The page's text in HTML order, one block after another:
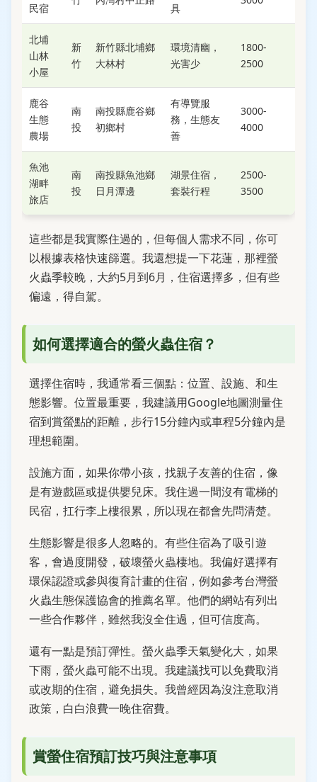
民宿 具
北埔
山林
小屋
新
竹
新竹縣北埔鄉
大林村
環境清幽，
光害少
1800-
2500
鹿谷
生態
農場
南
投
南投縣鹿谷鄉
初鄉村
有導覽服
務，生態友
善
3000-
4000
魚池
湖畔
旅店
南
投
南投縣魚池鄉
日月潭邊
湖景住宿，
套裝行程
2500-
3500
這些都是我實際住過的，但每個人需求不同，你可
以根據表格快速篩選。我還想提一下花蓮，那裡螢
火蟲季較晚，大約5月到6月，住宿選擇多，但有些
偏遠，得自駕。
如何選擇適合的螢火蟲住宿？
選擇住宿時，我通常看三個點：位置、設施、和生
態影響。位置最重要，我建議用Google地圖測量住
宿到賞螢點的距離，步行15分鐘內或車程5分鐘內是
理想範圍。
設施方面，如果你帶小孩，找親子友善的住宿，像
是有遊戲區或提供嬰兒床。我住過一間沒有電梯的
民宿，扛行李上樓很累，所以現在都會先問清楚。
生態影響是很多人忽略的。有些住宿為了吸引遊
客，會過度開發，破壞螢火蟲棲地。我偏好選擇有
環保認證或參與復育計畫的住宿，例如參考台灣螢
火蟲生態保護協會的推薦名單。他們的網站有列出
一些合作夥伴，雖然我沒全住過，但可信度高。
還有一點是預訂彈性。螢火蟲季天氣變化大，如果
下雨，螢火蟲可能不出現。我建議找可以免費取消
或改期的住宿，避免損失。我曾經因為沒注意取消
政策，白白浪費一晚住宿費。
賞螢住宿預訂技巧與注意事項